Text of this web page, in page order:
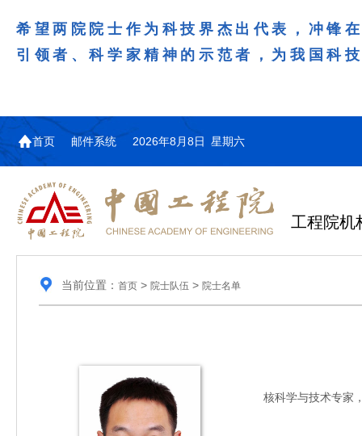
希望两院院士作为科技界杰出代表，冲锋
引领者、科学家精神的示范者，为我国科
首页 邮件系统 2026年8月8日 星期六
工程院机
当前位置： 首页> 院士队伍 > 院士名单
核科学与技术专家，